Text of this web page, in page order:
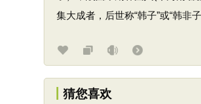
集大成者，后世称“韩子”或“韩非
猜您喜欢